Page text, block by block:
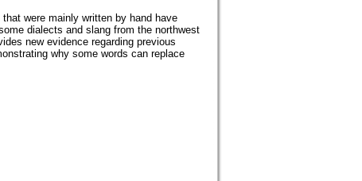
were mainly written by hand have
dialects and slang from the northwest
new evidence regarding previous
why some words can replace